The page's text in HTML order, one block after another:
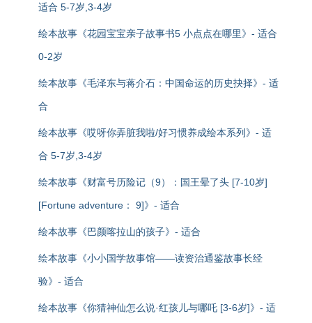
适合 5-7岁,3-4岁
绘本故事《花园宝宝亲子故事书5 小点点在哪里》- 适合
0-2岁
绘本故事《毛泽东与蒋介石：中国命运的历史抉择》- 适
合
绘本故事《哎呀你弄脏我啦/好习惯养成绘本系列》- 适
合 5-7岁,3-4岁
绘本故事《财富号历险记（9）：国王晕了头 [7-10岁]
[Fortune adventure： 9]》- 适合
绘本故事《巴颜喀拉山的孩子》- 适合
绘本故事《小小国学故事馆——读资治通鉴故事长经
验》- 适合
绘本故事《你猜神仙怎么说·红孩儿与哪吒 [3-6岁]》- 适